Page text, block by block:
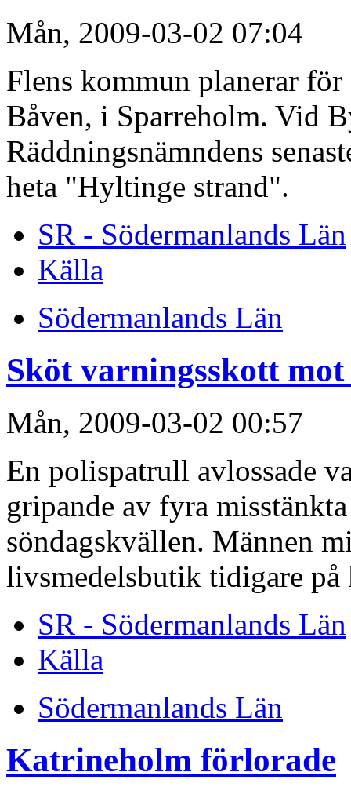
Mån, 2009-03-02 07:04
Flens kommun planerar
Båven, i Sparreholm. Vid
Räddningsnämndens
heta "Hyltinge strand".
SR - Södermanlands Län
Källa
Södermanlands Län
Sköt varningsskott
Mån, 2009-03-02 00:57
En polispatrull avlossade
gripande av fyra
söndagskvällen. Männen
livsmedelsbutik tidigare på
SR - Södermanlands Län
Källa
Södermanlands Län
Katrineholm förlorade